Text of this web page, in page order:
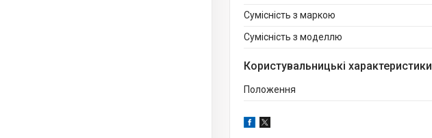
Сумісність з маркою
Сумісність з моделлю
Користувальницькі характеристики
Положення